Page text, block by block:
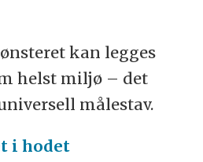
kan legges
helst miljø – det
målestav.
i hodet